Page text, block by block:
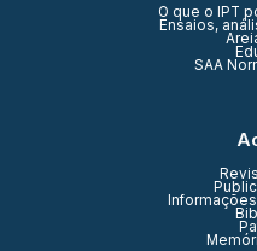
O que o IPT
Ensaios,
SAA